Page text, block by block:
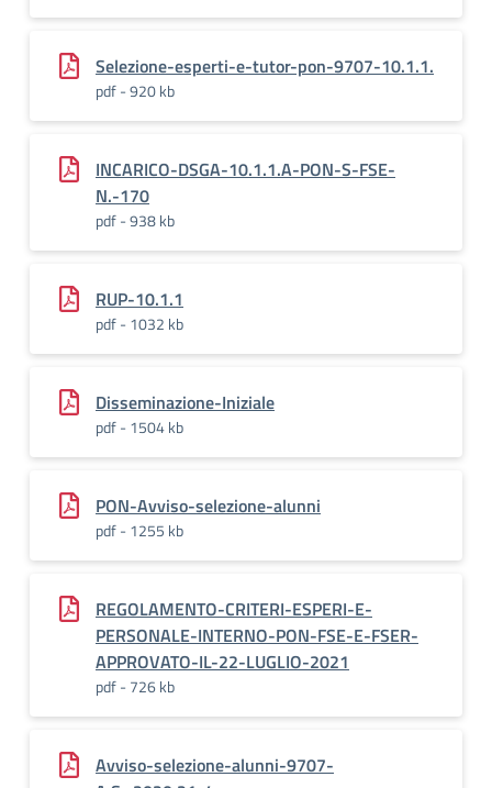
Selezione-esperti-e-tutor-pon-9707-10.1.1.
pdf - 920 kb
INCARICO-DSGA-10.1.1.A-PON-S-FSE-
N.-170
pdf - 938 kb
RUP-10.1.1
pdf - 1032 kb
Disseminazione-Iniziale
pdf - 1504 kb
PON-Avviso-selezione-alunni
pdf - 1255 kb
REGOLAMENTO-CRITERI-ESPERI-E-
PERSONALE-INTERNO-PON-FSE-E-FSER-
APPROVATO-IL-22-LUGLIO-2021
pdf - 726 kb
Avviso-selezione-alunni-9707-